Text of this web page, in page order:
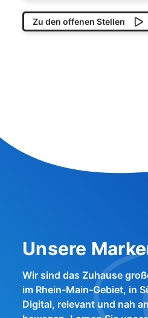
Zu den offenen Stellen
Unsere
Wir sind das Zuhause
im Rhein-Main-Gebiet, in
Digital, relevant und nah